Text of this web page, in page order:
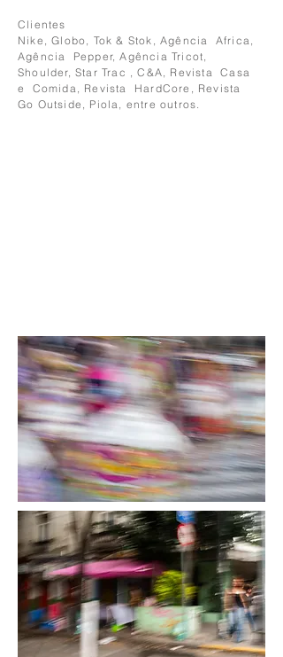
Clientes
Nike, Globo, Tok & Stok, Agência Africa,
Agência Pepper, Agência Tricot,
Shoulder, Star Trac , C&A, Revista Casa
e Comida, Revista HardCore, Revista
Go Outside, Piola, entre outros.